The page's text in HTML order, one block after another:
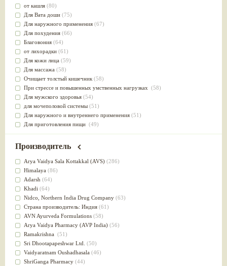
от кашля (80)
Для Вата доши (75)
Для наружного применения (67)
Для похудения (66)
Благовония (64)
от лихорадки (61)
Для кожи лица (59)
Для массажа (58)
Очищает толстый кишечник (58)
При стрессе и повышенных умственных нагрузках (58)
Для мужского здоровья (54)
для мочеполовой системы (51)
Для наружного и внутреннего применения (51)
Для приготовления пищи (49)
от инфекций мочеполовой системы(49)
для суставов
Лечит опухоли и отеки(46)
Для медитации
выводит токсины
Для здоровья печени
Для тела(39)
для очищения крови(38)
При диабете(38)
Антиоксидант(37)
Для Капха(Кафа) доши
От паразитов(37)
При расстройстве желудка (36)
Успокоительное(36)
Производитель
Arya Vaidya Sala Kottakkal (AVS) (286)
Himalaya (86)
Adarsh (64)
Khadi (64)
Nidсo, Northern India Drug Company (63)
Страна производитель: Индия (61)
AVN Ayurveda Formulations (58)
Arya Vaidya Pharmacy (AVP India) (56)
Ramakrishna (51)
Sri Dhootapapeshwar Ltd. (50)
Vaidyaratnam Oushadhasala (46)
ShriGanga Pharmacy (44)